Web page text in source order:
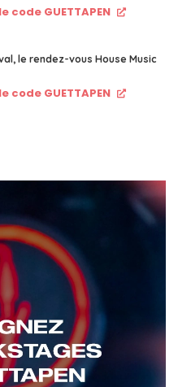
code GUETTAPEN
le rendez-vous House Music
code GUETTAPEN